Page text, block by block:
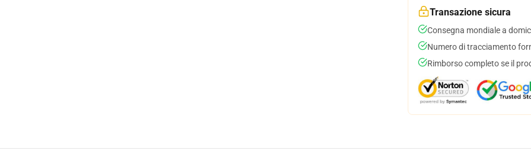
Transazione sicura
Consegna mondiale a
Numero di tracciamento
Rimborso completo se il